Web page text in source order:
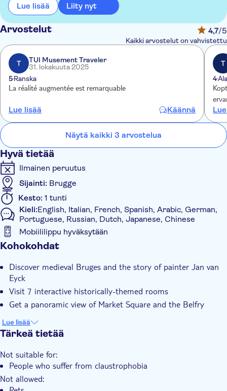
Lue lisää Liity nyt
Arvostelut 4,7/5
Kaikki arvostelut on vahvistettu
T
TUI Musement Traveler
31. lokakuuta 2025
5Ranska
La réalité augmentée est remarquable
Lue lisää Käännä
T
4
Näytä kaikki 3 arvostelua
Hyvä tietää
Ilmainen peruutus
Sijainti: Brugge
Kesto: 1 tunti
Kieli:English, Italian, French, Spanish, Arabic, German,
Portuguese, Russian, Dutch, Japanese, Chinese
Mobiililippu hyväksytään
Muuta
Official reseller
Ääniopastus (kuulokkeet)
E-lippu
With audioguide
Kohokohdat
Discover medieval Bruges and the story of painter Jan van
Eyck
Visit 7 interactive historically-themed rooms
Get a panoramic view of Market Square and the Belfry
Lue lisää
Tärkeä tietää
Not suitable for:
People who suffer from claustrophobia
Not allowed: